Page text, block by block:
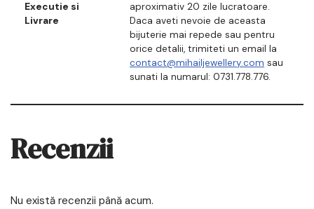
Executie si
Livrare
aproximativ 20 zile lucratoare.
Daca aveti nevoie de aceasta
bijuterie mai repede sau pentru
orice detalii, trimiteti un email la
contact@mihailjewellery.com sau
sunati la numarul: 0731.778.776.
Recenzii
Nu există recenzii până acum.